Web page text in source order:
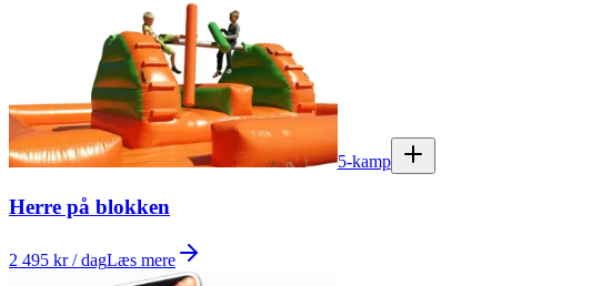
5-kamp
Herre på blokken
2 495 kr / dagLæs mere